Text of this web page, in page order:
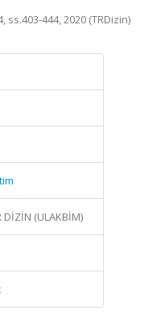
444, 2020 (TRDizin)
DİZİN (ULAKBİM)